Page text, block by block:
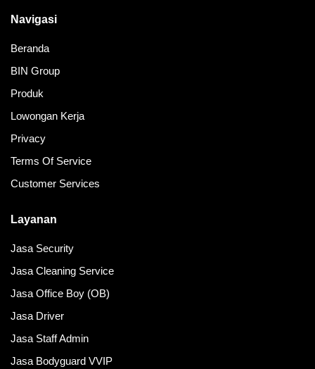
Navigasi
Beranda
BIN Group
Produk
Lowongan Kerja
Privacy
Terms Of Service
Customer Services
Layanan
Jasa Security
Jasa Cleaning Service
Jasa Office Boy (OB)
Jasa Driver
Jasa Staff Admin
Jasa Bodyguard VVIP